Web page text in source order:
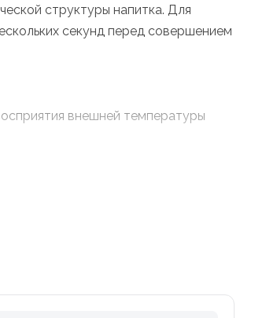
структуры напитка. Для
секунд перед совершением
внешней температуры